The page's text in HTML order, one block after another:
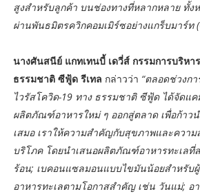
สูงสำหรับลูกค้า บนช่องทางที่หลากหลาย ทั้
ผ่านพันธมิตรควิกคอมเมิร์ซอย่างแกร็บมาร์ท
นางศันสนีย์ แกทเทนบี้ เดวี่ส์ กรรมการบริหา
ธรรมชาติ ซีฟู้ด รีเทล กล่าวว่า “ตลอดช่วงก
ไวรัสโควิด-19 ทาง ธรรมชาติ ซีฟู้ด ได้จัดแ
ผลิตภัณฑ์อาหารใหม่ ๆ ออกสู่ตลาด เพื่อก้าว
เสมอ เราให้ความสำคัญกับสุขภาพและควา
บริโภค โดยนำเสนอผลิตภัณฑ์อาหารทะเลที่
ร้อน; เบคอนแซลมอนแบบไขมันน้อยสำหรับ
อาหารทะเลตามโอกาสสำคัญ เช่น วันแม่; อ